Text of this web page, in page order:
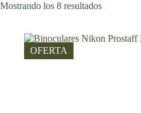
Mostrando los 8 resultados
OFERTA